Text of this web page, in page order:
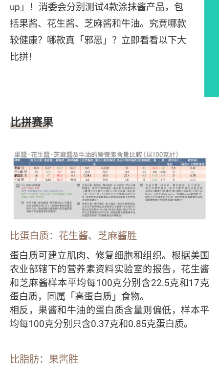
up」！消委会分别测试4款涂抹酱产品，包
括果酱、花生酱、芝麻酱和牛油。究竟哪款
较健康？哪款真「邪恶」？立即看看以下大
比拼！
比拼赛果
比蛋白质：花生酱、芝麻酱胜
蛋白质可建立肌肉、修复细胞和组织。根据美国
农业部辖下的营养素资料实验室的报告，花生酱
和芝麻酱样本平均每100克分别含22.5克和17克
蛋白质，同属「高蛋白质」食物。
相反，果酱和牛油的蛋白质含量则偏低，样本平
均每100克分别只含0.37克和0.85克蛋白质。
比脂肪：果酱胜